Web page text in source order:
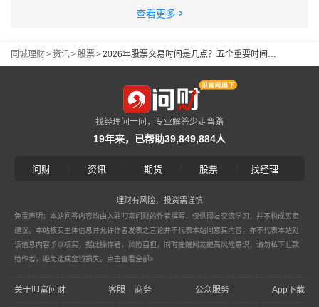
查看更多
同城理财>资讯>股票> 2026年股票交易时间是几点？五个重要时间段介绍
找经理问一问，专业解答少走弯路
19年来，已帮助39,849,884人
问财 资讯 期货 股票 找经理
理财有风险，投资需谨慎
免责声明：本站问答内容均由入驻叩富问财的作者撰写，仅供网友交流学习，并不构成买卖
建议。本站核实主体信息并允许作者发表之言论并不代表本站同意其内容，亦不代表本站对
该信息内容予以核实，据此操作者，风险自担。同时提醒网友提高风险意识，请勿私下汇款
给作者，避免造成金钱损失。 点击查看全部>
关于叩富问财 客服 商务 公众服务 App下载